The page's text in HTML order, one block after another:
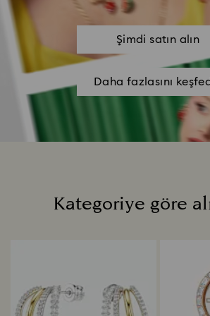
Şimdi satın alın
Daha fazlasını
Kategoriye göre